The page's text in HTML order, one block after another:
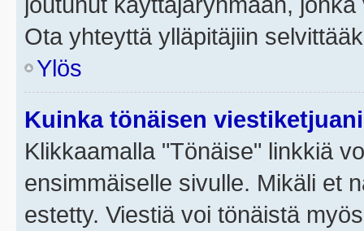
Ota yhteyttä ylläpitäjiin
Ylös
Kuinka tönäisen
Klikkaamalla "Tönäise" linkkiä
ensimmäiselle sivulle. Mikäli et
estetty. Viestiä voi tönäistä